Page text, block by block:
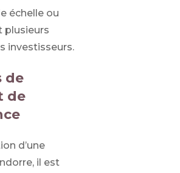
échelle ou
plusieurs
investisseurs.
de
de
d’une
il est